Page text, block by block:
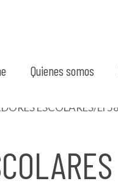
Quienes somos